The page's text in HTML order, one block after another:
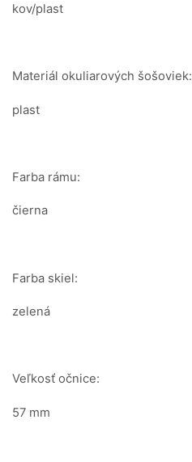
kov/plast
Materiál okuliarových šošoviek:
plast
Farba rámu:
čierna
Farba skiel:
zelená
Veľkosť očnice:
57 mm